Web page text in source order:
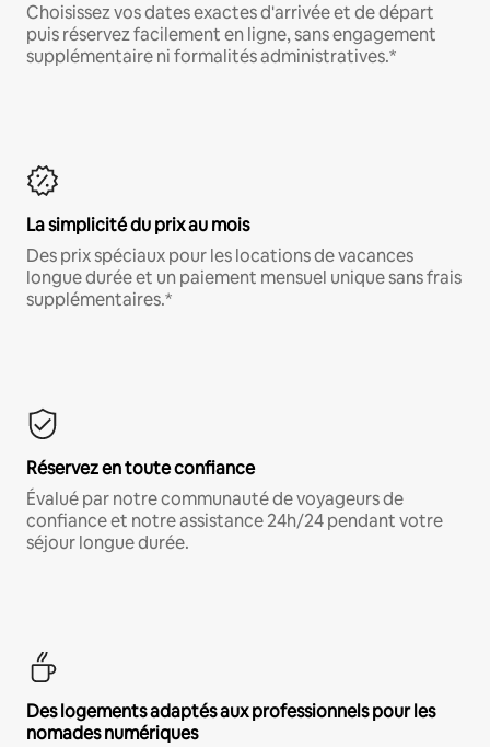
Choisissez vos dates exactes d'arrivée et de départ
puis réservez facilement en ligne, sans engagement
supplémentaire ni formalités administratives.*
La simplicité du prix au mois
Des prix spéciaux pour les locations de vacances
longue durée et un paiement mensuel unique sans frais
supplémentaires.*
Réservez en toute confiance
Évalué par notre communauté de voyageurs de
confiance et notre assistance 24h/24 pendant votre
séjour longue durée.
Des logements adaptés aux professionnels pour les
nomades numériques